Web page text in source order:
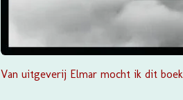
Van uitgeverij Elmar mocht ik dit